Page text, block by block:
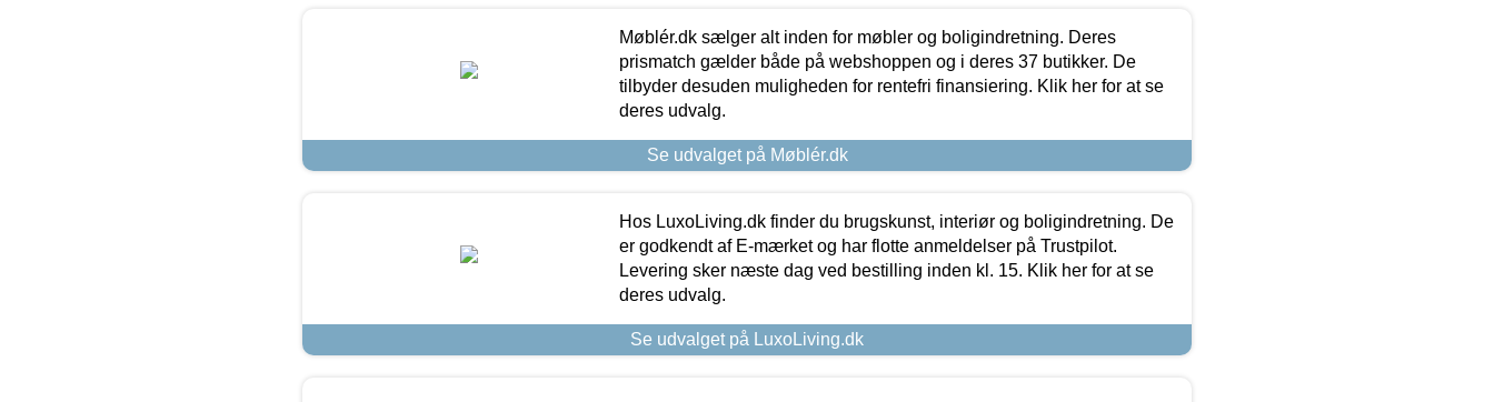
Møblér.dk sælger alt inden for møbler og boligindretning. Deres
prismatch gælder både på webshoppen og i deres 37 butikker. De
tilbyder desuden muligheden for rentefri finansiering. Klik her for at se
deres udvalg.
Se udvalget på Møblér.dk
Hos LuxoLiving.dk finder du brugskunst, interiør og boligindretning. De
er godkendt af E-mærket og har flotte anmeldelser på Trustpilot.
Levering sker næste dag ved bestilling inden kl. 15. Klik her for at se
deres udvalg.
Se udvalget på LuxoLiving.dk